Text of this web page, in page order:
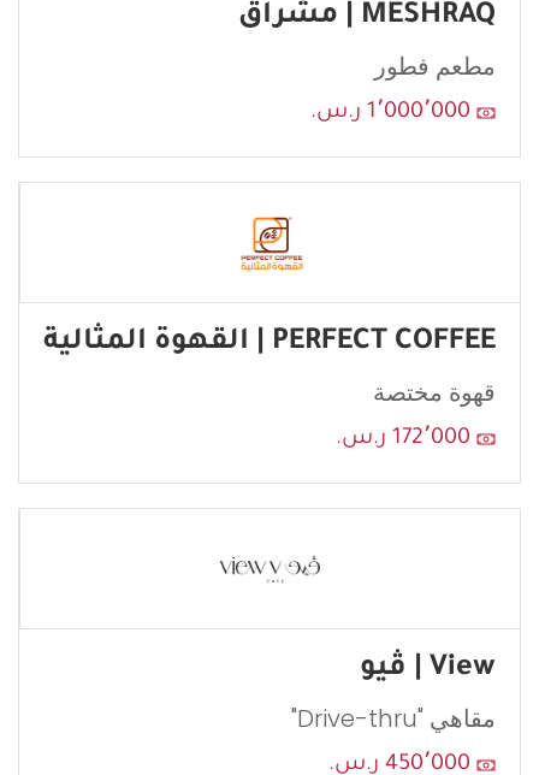
إرسال
MESHRAQ | مشراق
مطعم فطور
1٬000٬000 ر.س.
PERFECT COFFEE | القهوة المثالية
قهوة مختصة
172٬000 ر.س.
View | ڤيو
مقاهي "Drive-thru"
450٬000 ر.س.